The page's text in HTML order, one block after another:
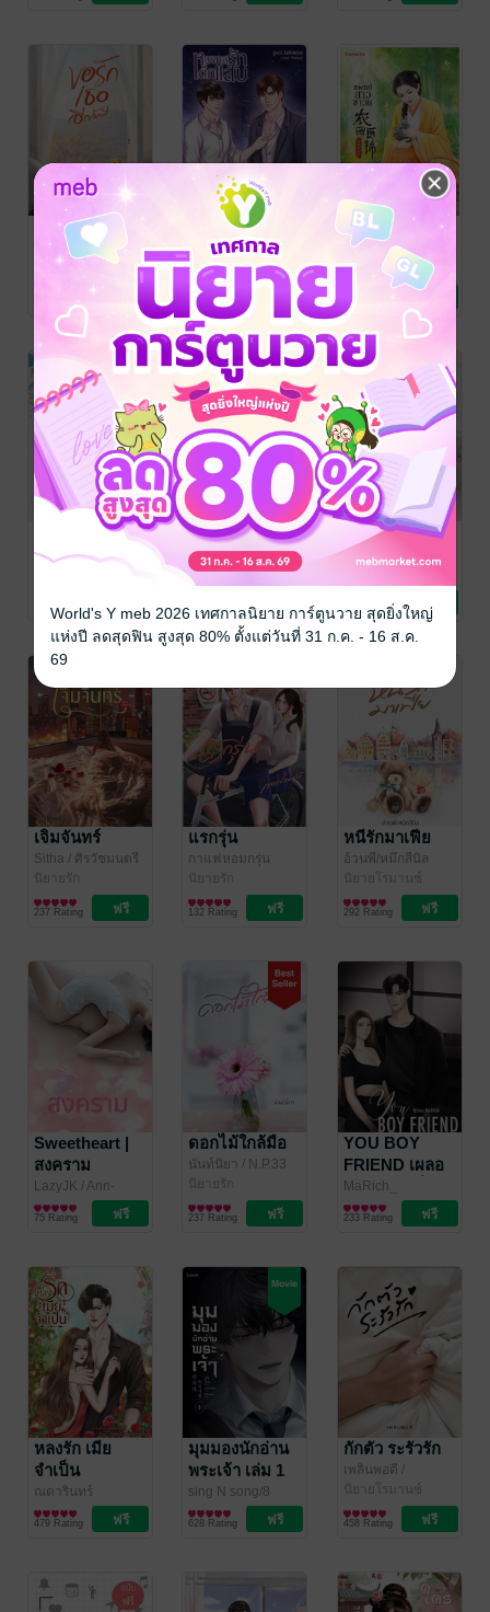
ขอรักเธออีกสัก
นิยายโรมานซ์
163 Rating
หลงกลรักเด็ก
แสบ เล่ม 1
lalinkiss/ Lalinkiss
นิยายวาย Boy
Love / Yaoi
102 Rating
แพทย์สาว
ชาวไร่ เล่ม 1
姽婳晴雨 (กุ่ยฮว่าฉิ
งอวี่)/เมฆขาวหวาน
เย็น,ไผ่ก​วนอิม
Camellia Novel
นิยายรักจีนโบราณ
53 Rating
Nenechan
290 Rating
พลาดท้องกับ
ท่านรองสุดร้าย
เล่ม 1 ฟรี
ปลาเก๋าผัดฉ่า/ ปลา
25 Rating
กระชับรัก
ลวิตรา
76 Rating
เจิมจันทร์
Sitha / ศิรวัชมนตรี
นิยายรัก
237 Rating
แรกรุ่น
กาแฟหอมกรุ่น
นิยายรัก
132 Rating
หนีรักมาเฟีย
อ้วนพี/หมึกสีนิล
นิยายโรมานซ์
292 Rating
Sweetheart |
สงคราม
LazyJK / Ann-
Marie
นิยายโรมานซ์
75 Rating
ดอกไม้ใกล้มือ
นันท์นิยา / N.P.33
BOOK
นิยายรัก
237 Rating
YOU BOY
FRIEND เผลอ
ใจรักนายเพื่อน
สนิท
MaRich_
นิยายโรมานซ์
233 Rating
หลงรัก เมีย
จำเป็น
ณดารินทร์
นิยายโรมานซ์
479 Rating
มุมมองนักอ่าน
พระเจ้า เล่ม 1
sing N song/8
hours/ Levon
Publishing
นิยายแฟนตาซี
628 Rating
กักตัว ระรัวรัก
เพลินพอดี /
READMORE
นิยายโรมานซ์
458 Rating
World's Y meb 2026 เทศกาลนิยาย การ์ตูนวาย สุดยิ่งใหญ่
แห่งปี ลดสุดฟิน สูงสุด 80% ตั้งแต่วันที่ 31 ก.ค. - 16 ส.ค.
69